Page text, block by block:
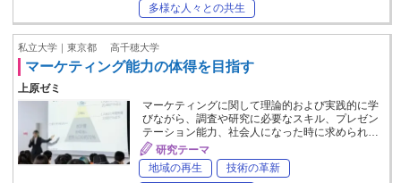
多様な人々との共生
私立大学｜東京都 高千穂大学
マーケティング能力の体得を目指す
上原ゼミ
マーケティングに関して理論的および実践的に学
びながら、調査や研究に必要なスキル、プレゼン
テーション能力、社会人になった時に求められ…
研究テーマ
地域の再生
技術の革新